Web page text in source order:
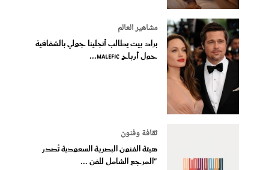
مشاهير العالم
براد بيت يطالب أنجلينا جولي بالشفافية
حول أرباح Malefic...
ثقافة وفنون
هيئة الفنون البصرية السعودية تُصدر
"المرجع الشامل للفن ...